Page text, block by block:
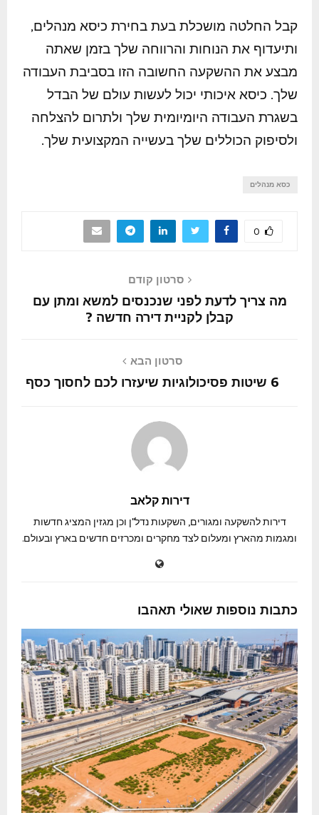
קבל החלטה מושכלת בעת בחירת כיסא מנהלים,
ותיעדוף את הנוחות והרווחה שלך בזמן שאתה
מבצע את ההשקעה החשובה הזו בסביבת העבודה
שלך. כיסא איכותי יכול לעשות עולם של הבדל
בשגרת העבודה היומיומית שלך ולתרום להצלחה
ולסיפוק הכוללים שלך בעשייה המקצועית שלך.
כסא מנהלים
0
סרטון קודם
מה צריך לדעת לפני שנכנסים למשא ומתן עם
קבלן לקניית דירה חדשה ?
סרטון הבא
6 שיטות פסיכולוגיות שיעזרו לכם לחסוך כסף
דירות קלאב
דירות להשקעה ומגורים, השקעות נדל"ן וכן מגזין המציג חדשות
ומגמות מהארץ ומעלום לצד מחקרים ומכרזים חדשים בארץ ובעולם.
כתבות נוספות שאולי תאהבו